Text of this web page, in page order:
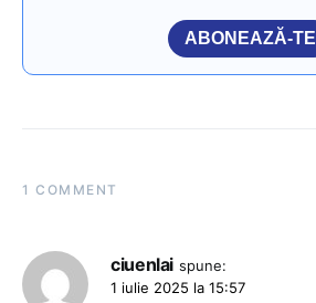
ABONEAZĂ-TE
1 COMMENT
ciuenlai spune:
1 iulie 2025 la 15:57